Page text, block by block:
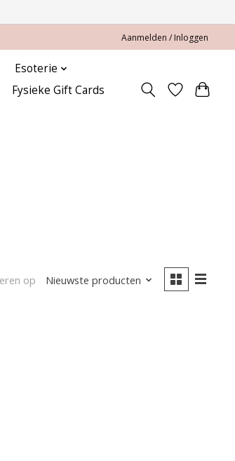
Aanmelden / Inloggen
Esoterie
Fysieke Gift Cards
op Nieuwste producten